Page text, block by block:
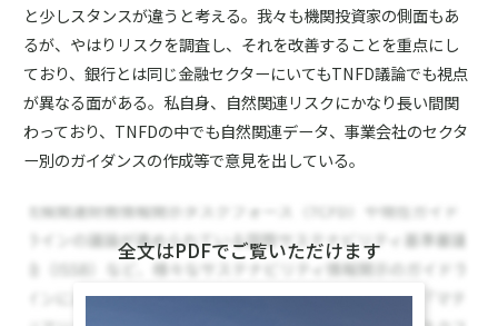
と少しスタンスが違うと考える。我々も機関投資家の側面もあ
るが、やはりリスクを調査し、それを改善することを重点にし
ており、銀行とは同じ金融セクターにいてもTNFD議論でも視点
が異なる面がある。私自身、自然関連リスクにかなり長い間関
わっており、TNFDの中でも自然関連データ、事業会社のセクタ
ー別のガイダンスの作成等で意見を出している。
全文はPDFでご覧いただけます